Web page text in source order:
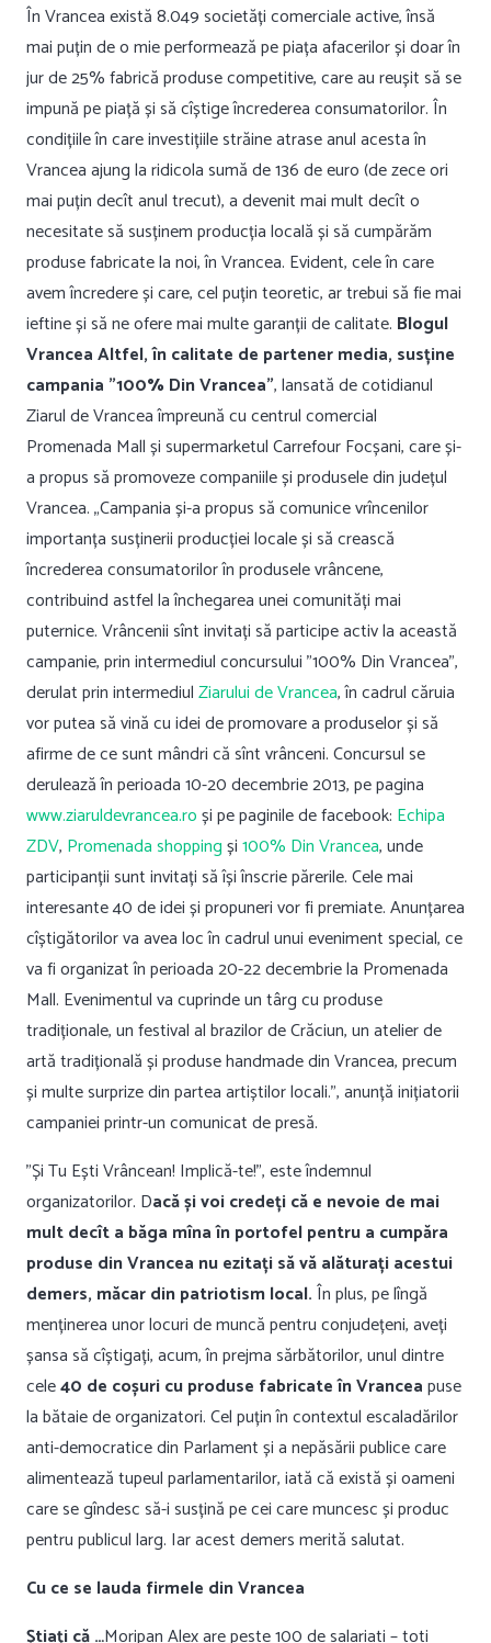
În Vrancea există 8.049 societăți comerciale active, însă
mai puțin de o mie performează pe piața afacerilor și doar în
jur de 25% fabrică produse competitive, care au reușit să se
impună pe piață și să cîștige încrederea consumatorilor. În
condițiile în care investițiile străine atrase anul acesta în
Vrancea ajung la ridicola sumă de 136 de euro (de zece ori
mai puțin decît anul trecut), a devenit mai mult decît o
necesitate să susținem producția locală și să cumpărăm
produse fabricate la noi, în Vrancea. Evident, cele în care
avem încredere și care, cel puțin teoretic, ar trebui să fie mai
ieftine și să ne ofere mai multe garanții de calitate. Blogul
Vrancea Altfel, în calitate de partener media, susține
campania ”100% Din Vrancea”, lansată de cotidianul
Ziarul de Vrancea împreună cu centrul comercial
Promenada Mall și supermarketul Carrefour Focșani, care și-
a propus să promoveze companiile și produsele din județul
Vrancea. „Campania și-a propus să comunice vrîncenilor
importanța susținerii producției locale și să crească
încrederea consumatorilor în produsele vrâncene,
contribuind astfel la închegarea unei comunități mai
puternice. Vrâncenii sînt invitați să participe activ la această
campanie, prin intermediul concursului ”100% Din Vrancea”,
derulat prin intermediulZiarului de Vrancea, în cadrul căruia
vor putea să vină cu idei de promovare a produselor și să
afirme de ce sunt mândri că sînt vrânceni. Concursul se
derulează în perioada 10-20 decembrie 2013, pe pagina
www.ziaruldevrancea.roși pe paginile de facebook: Echipa
ZDV, Promenada shoppingși100% Din Vrancea, unde
participanții sunt invitați să își înscrie părerile. Cele mai
interesante 40 de idei și propuneri vor fi premiate. Anunțarea
cîștigătorilor va avea loc în cadrul unui eveniment special, ce
va fi organizat în perioada 20-22 decembrie la Promenada
Mall. Evenimentul va cuprinde un târg cu produse
tradiționale, un festival al brazilor de Crăciun, un atelier de
artă tradițională și produse handmade din Vrancea, precum
și multe surprize din partea artiștilor locali.”, anunță inițiatorii
campaniei printr-un comunicat de presă.
”Și Tu Ești Vrâncean! Implică-te!”, este îndemnul
organizatorilor. Dacă și voi credeți că e nevoie de mai
mult decît a băga mîna în portofel pentru a cumpăra
produse din Vrancea nu ezitați să vă alăturați acestui
demers, măcar din patriotism local.În plus, pe lîngă
menținerea unor locuri de muncă pentru conjudețeni, aveți
șansa să cîștigați, acum, în prejma sărbătorilor, unul dintre
cele40 de coșuri cu produse fabricate în Vranceapuse
la bătaie de organizatori. Cel puțin în contextul escaladărilor
anti-democratice din Parlament și a nepăsării publice care
alimentează tupeul parlamentarilor, iată că există și oameni
care se gîndesc să-i susțină pe cei care muncesc și produc
pentru publicul larg. Iar acest demers merită salutat.
Cu ce se lauda firmele din Vrancea
Știați că …Moripan Alex are peste 100 de salariati – toti